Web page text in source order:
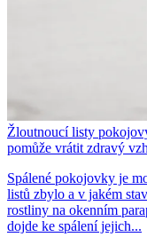
Žloutnoucí listy
pomůže vrátit zdravý
Spálené pokojovky je
listů zbylo a v jakém
rostliny na okenním
dojde ke spálení jejich...